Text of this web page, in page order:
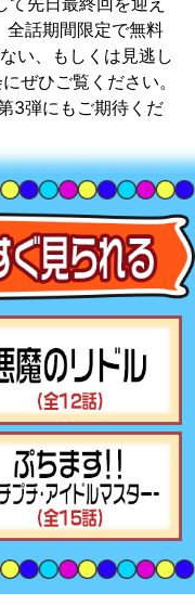
話期間限定で無料
い、もしくは見逃し
ぜひご覧ください。
3弾にもご期待くだ